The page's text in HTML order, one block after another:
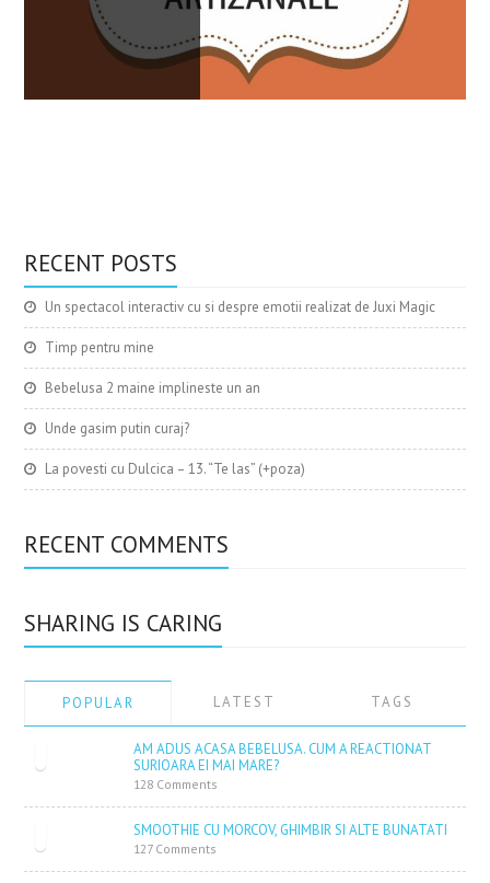
Imi placealaptarea!
RECENT POSTS
Un spectacol interactiv cu si despre emotii realizat de Juxi Magic
Timp pentru mine
Bebelusa 2 maine implineste un an
Unde gasim putin curaj?
La povesti cu Dulcica – 13. “Te las” (+poza)
RECENT COMMENTS
SHARING IS CARING
POPULAR LATEST TAGS
AM ADUS ACASA BEBELUSA. CUM A REACTIONAT
SURIOARA EI MAI MARE?
128 Comments
SMOOTHIE CU MORCOV, GHIMBIR SI ALTE BUNATATI
127 Comments